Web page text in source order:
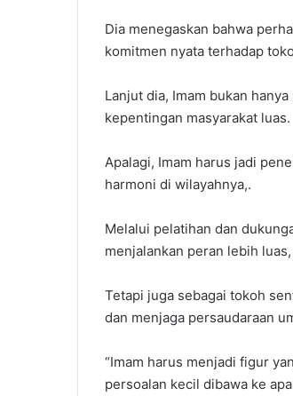
Dia menegaskan bahwa
komitmen nyata terhadap
Lanjut dia, Imam bukan
kepentingan masyarakat luas.
Apalagi, Imam harus jadi
harmoni di wilayahnya,.
Melalui pelatihan dan
menjalankan peran lebih
Tetapi juga sebagai tokoh
dan menjaga persaudaraan
“Imam harus menjadi figur
persoalan kecil dibawa ke